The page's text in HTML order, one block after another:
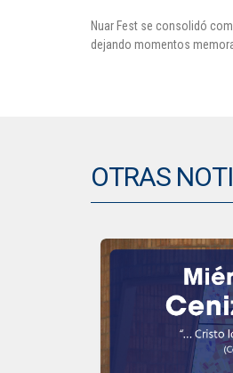
Nuar Fest se consolidó
dejando momentos
OTRAS